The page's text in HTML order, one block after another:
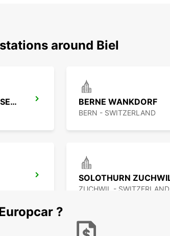
around Biel
BERN GERBER BREAKDOWN SERVICE BERNE WANKDORF
BERN - SWITZERLAND
ZUCHWIL - SWITZERLAND
?